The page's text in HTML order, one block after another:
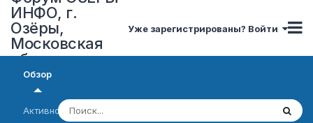
ИНФО, г.
Озёры,
Московская
область
Уже зарегистрированы? Войти
Обзор
Активность